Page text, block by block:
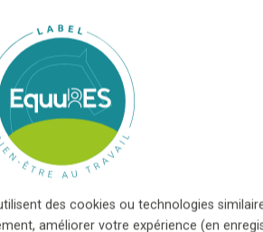
savoir à quoi s’attendre
les malentendus et les
informations saisies soient
des cookies ou technologies
améliorer votre expérience (en